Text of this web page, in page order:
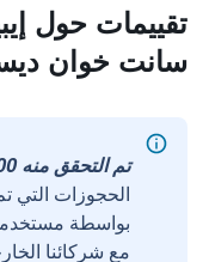
تقييمات حول
سانت خوان
تم التحقق منه 100%
الحجوزات التي
مع شركائنا